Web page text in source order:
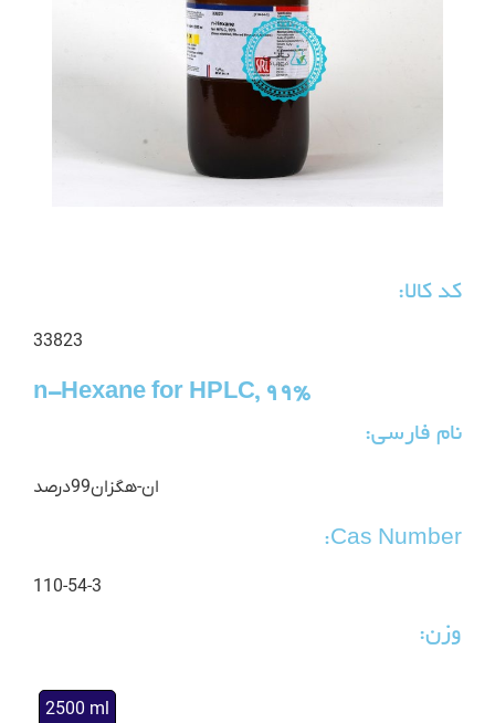
کد کالا:
33823
n-Hexane for HPLC, 99%
نام فارسی:
ان-هگزان99درصد
Cas Number:
110-54-3
وزن:
2500 ml